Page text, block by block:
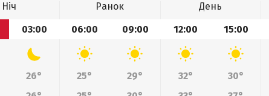
Ніч Ранок День
03:00 06:00 09:00 12:00 15:00
26° 25° 29° 32° 30°